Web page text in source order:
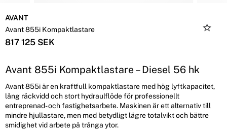
AVANT
Avant 855i Kompaktlastare
817 125 SEK
Avant 855i Kompaktlastare – Diesel 56 hk
Avant 855i är en kraftfull kompaktlastare med hög lyftkapacitet,
lång räckvidd och stort hydraulflöde för professionellt
entreprenad- och fastighetsarbete. Maskinen är ett alternativ till
mindre hjullastare, men med betydligt lägre totalvikt och bättre
smidighet vid arbete på trånga ytor.